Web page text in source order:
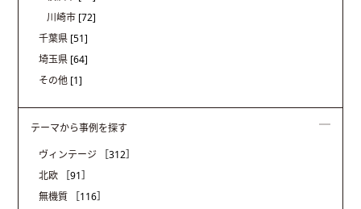
川崎市 [72]
千葉県 [51]
埼玉県 [64]
その他 [1]
テーマから事例を探す
ヴィンテージ
［312］
北欧
［91］
無機質
［116］